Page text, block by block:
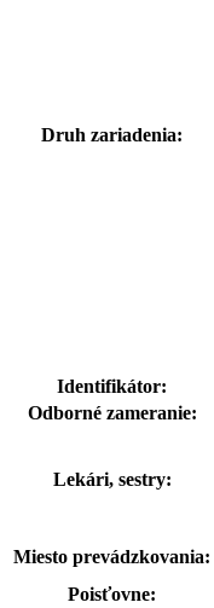
Druh zariadenia:
Identifikátor:
Odborné zameranie:
Lekári, sestry:
Miesto prevádzkovania:
Poisťovne: